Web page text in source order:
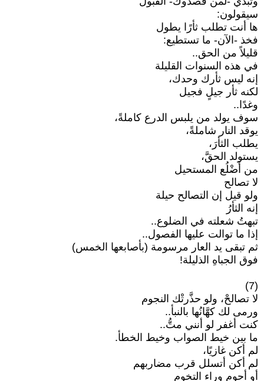
سيقولون:
ها أنت تطلب ثأرًا يطول
فخذ -الآن- ما تستطيع:
قليلاً من الحق..
في هذه السنوات القليلة
إنه ليس ثأرك وحدك،
لكنه ثأر جيلٍ فجيل
وغدًا..
سوف يولد من يلبس الدرع كاملةً،
يوقد النار شاملةً،
يطلب الثأرَ،
يستولد الحقَّ،
من أَضْلُع المستحيل
لا تصالح
ولو قيل إن التصالح حيلة
إنه الثأرُ
تبهتُ شعلته في الضلوع..
إذا ما توالت عليها الفصول..
ثم تبقى يد العار مرسومة (بأصابعها الخمس)
فوق الجباهِ الذليلة!
(7)
لا تصالحْ، ولو حذَّرتْك النجوم
ورمى لك كهَّانُها بالنبأ..
كنت أغفر لو أنني متُّ..
ما بين خيط الصواب وخيط الخطأ.
لم أكن غازيًا،
لم أكن أتسلل قرب مضاربهم
أو أحوم وراء التخوم